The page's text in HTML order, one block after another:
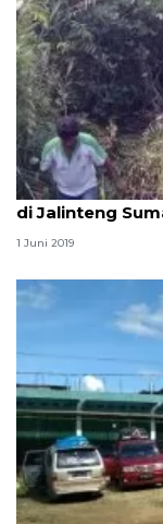
Diduga
di Jalinteng
1 Juni 2019